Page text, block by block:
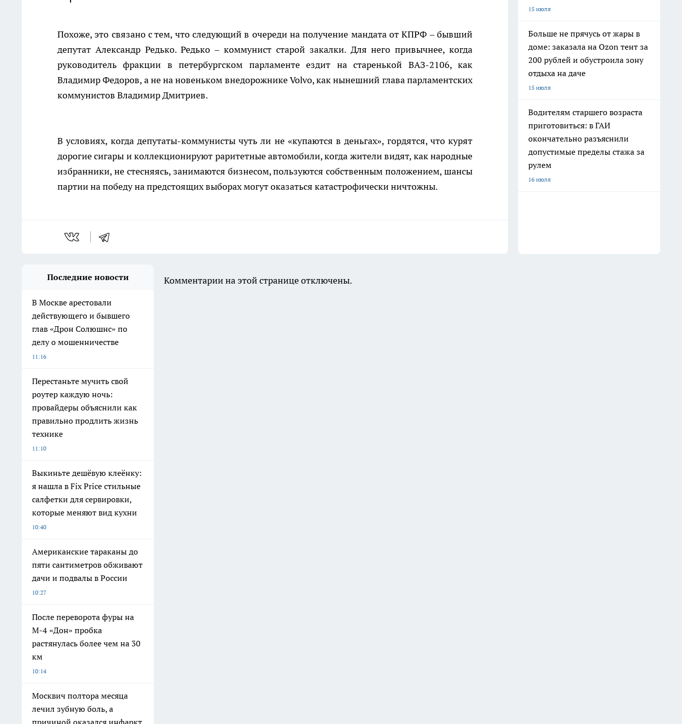
Похоже, это связано с тем, что следующий в очереди на получение мандата от КПРФ – бывший
депутат Александр Редько. Редько – коммунист старой закалки. Для него привычнее, когда
руководитель фракции в петербургском парламенте ездит на старенькой ВАЗ-2106, как
Владимир Федоров, а не на новеньком внедорожнике Volvo, как нынешний глава парламентских
коммунистов Владимир Дмитриев.
В условиях, когда депутаты-коммунисты чуть ли не «купаются в деньгах», гордятся, что курят
дорогие сигары и коллекционируют раритетные автомобили, когда жители видят, как народные
избранники, не стесняясь, занимаются бизнесом, пользуются собственным положением, шансы
партии на победу на предстоящих выборах могут оказаться катастрофически ничтожны.
15 июля
Больше не прячусь от жары в
доме: заказала на Ozon тент за
200 рублей и обустроила зону
отдыха на даче
15 июля
Водителям старшего возраста
приготовиться: в ГАИ
окончательно разъяснили
допустимые пределы стажа за
рулем
16 июля
Последние новости
В Москве арестовали
действующего и бывшего
глав «Дрон Солюшнс» по
делу о мошенничестве
11:16
Перестаньте мучить свой
роутер каждую ночь:
провайдеры объяснили как
правильно продлить жизнь
технике
11:10
Выкиньте дешёвую клеёнку:
я нашла в Fix Price стильные
салфетки для сервировки,
которые меняют вид кухни
10:40
Американские тараканы до
пяти сантиметров обживают
дачи и подвалы в России
10:27
После переворота фуры на
М-4 «Дон» пробка
растянулась более чем на 30
км
10:14
Москвич полтора месяца
лечил зубную боль, а
причиной оказался инфаркт
Комментарии на этой странице отключены.